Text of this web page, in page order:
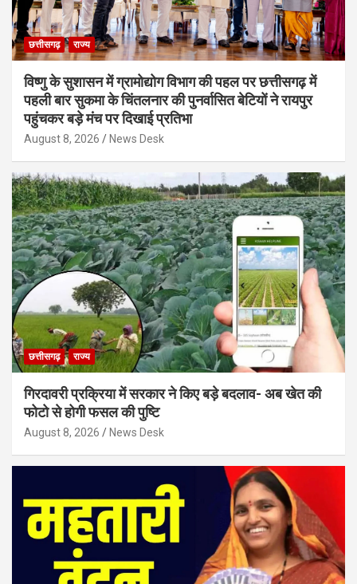
छत्तीसगढ़ राज्य
विष्णु के सुशासन में ग्रामोद्योग विभाग की पहल पर छत्तीसगढ़ में
पहली बार सुकमा के चिंतलनार की पुनर्वासित बेटियों ने रायपुर
पहुंचकर बड़े मंच पर दिखाई प्रतिभा
August 8, 2026 News Desk
छत्तीसगढ़ राज्य
गिरदावरी प्रक्रिया में सरकार ने किए बड़े बदलाव- अब खेत की
फोटो से होगी फसल की पुष्टि
August 8, 2026 News Desk